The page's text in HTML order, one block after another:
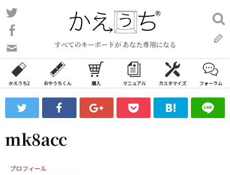
コ
ン
ン
ツ
ス
ッ
すべてのキーボードが あなた専用になる
い
合
わ
フ
ォ
ム
検
索:
かえうち2 おやうちくん 購入 マニュアル カスタマイズ フォーラム
mk8acc
プロフィール